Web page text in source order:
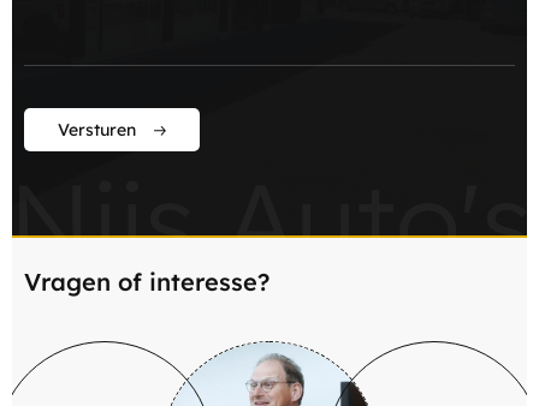
Vragen of interesse?
Versturen
Nijs Auto's